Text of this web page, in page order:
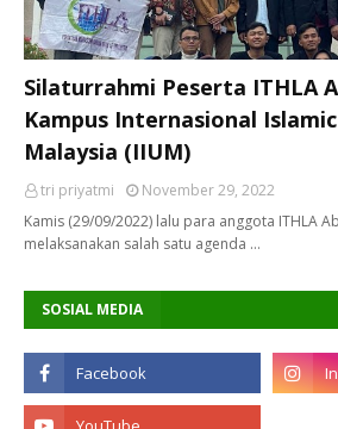
Silaturrahmi Peserta ITHLA
Kampus Internasional
Malaysia (IIUM)
tri priyatmi
November 29, 2022
Kamis (29/09/2022) lalu para anggota ITHLA
melaksanakan salah satu agenda …
SOSIAL MEDIA